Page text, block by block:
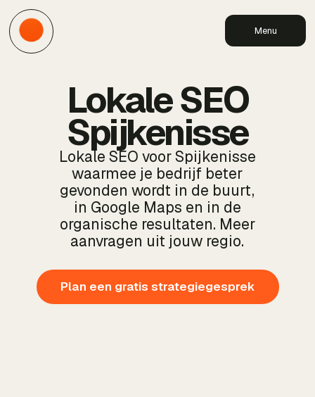
Menu
Lokale SEO
Spijkenisse
Lokale SEO voor Spijkenisse
waarmee je bedrijf beter
gevonden wordt in de buurt,
in Google Maps en in de
organische resultaten. Meer
aanvragen uit jouw regio.
Plan een gratis strategiegesprek